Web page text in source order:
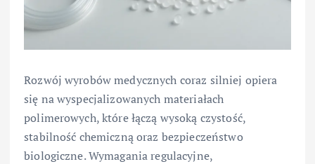
Rozwój wyrobów medycznych coraz silniej opiera
się na wyspecjalizowanych materiałach
polimerowych, które łączą wysoką czystość,
stabilność chemiczną oraz bezpieczeństwo
biologiczne. Wymagania regulacyjne,